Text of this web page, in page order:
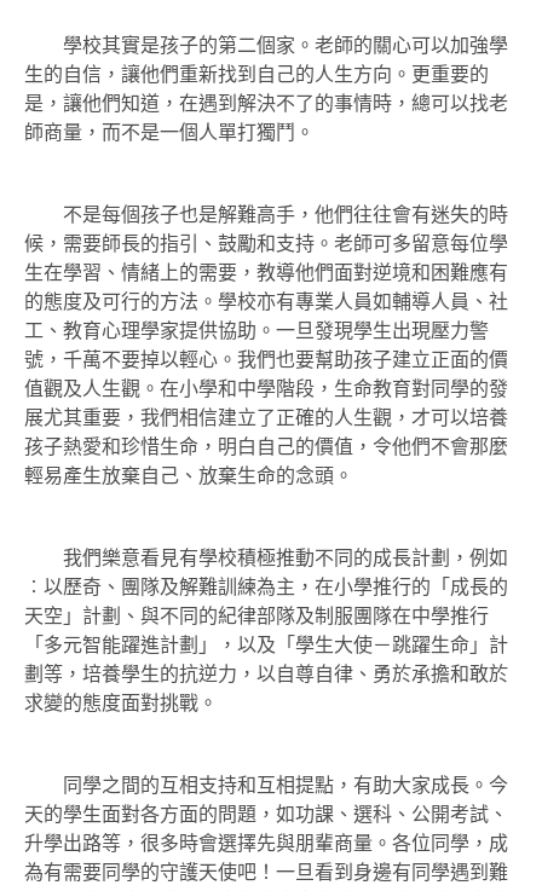
學校其實是孩子的第二個家。老師的關心可以加強學
生的自信，讓他們重新找到自己的人生方向。更重要的
是，讓他們知道，在遇到解決不了的事情時，總可以找老
師商量，而不是一個人單打獨鬥。
不是每個孩子也是解難高手，他們往往會有迷失的時
候，需要師長的指引、鼓勵和支持。老師可多留意每位學
生在學習、情緒上的需要，教導他們面對逆境和困難應有
的態度及可行的方法。學校亦有專業人員如輔導人員、社
工、教育心理學家提供協助。一旦發現學生出現壓力警
號，千萬不要掉以輕心。我們也要幫助孩子建立正面的價
值觀及人生觀。在小學和中學階段，生命教育對同學的發
展尤其重要，我們相信建立了正確的人生觀，才可以培養
孩子熱愛和珍惜生命，明白自己的價值，令他們不會那麼
輕易產生放棄自己、放棄生命的念頭。
我們樂意看見有學校積極推動不同的成長計劃，例如
︰以歷奇、團隊及解難訓練為主，在小學推行的「成長的
天空」計劃、與不同的紀律部隊及制服團隊在中學推行
「多元智能躍進計劃」，以及「學生大使－跳躍生命」計
劃等，培養學生的抗逆力，以自尊自律、勇於承擔和敢於
求變的態度面對挑戰。
同學之間的互相支持和互相提點，有助大家成長。今
天的學生面對各方面的問題，如功課、選科、公開考試、
升學出路等，很多時會選擇先與朋輩商量。各位同學，成
為有需要同學的守護天使吧！一旦看到身邊有同學遇到難